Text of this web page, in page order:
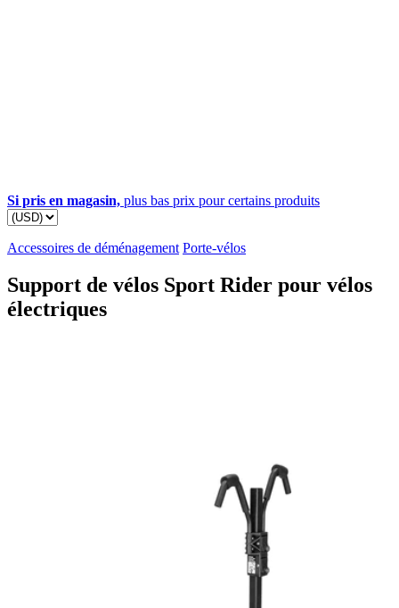
Si pris en magasin, plus bas prix pour certains produits
Accessoires de déménagement Porte-vélos
Support de vélos Sport Rider pour vélos
électriques